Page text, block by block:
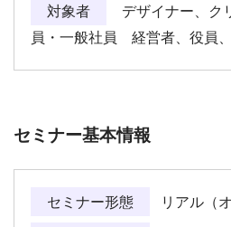
対象者
デザイナー、
員・一般社員 経営者、役員
セミナー基本情報
セミナー形態
リアル（